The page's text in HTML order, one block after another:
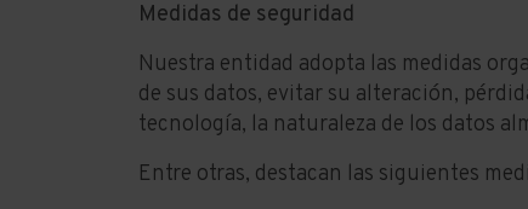
Medidas de seguridad
Nuestra entidad adopta las medidas
de sus datos, evitar su alteración,
tecnología, la naturaleza de los datos
Entre otras, destacan las siguientes